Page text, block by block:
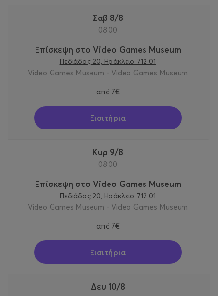
Σαβ 8/8
08:00
Επίσκεψη στο Video Games Museum
Πεδιάδος 20, Ηράκλειο 712 01
Video Games Museum - Video Games Museum
από 7€
Εισιτήρια
Κυρ 9/8
08:00
Επίσκεψη στο Video Games Museum
Πεδιάδος 20, Ηράκλειο 712 01
Video Games Museum - Video Games Museum
από 7€
Εισιτήρια
Δευ 10/8